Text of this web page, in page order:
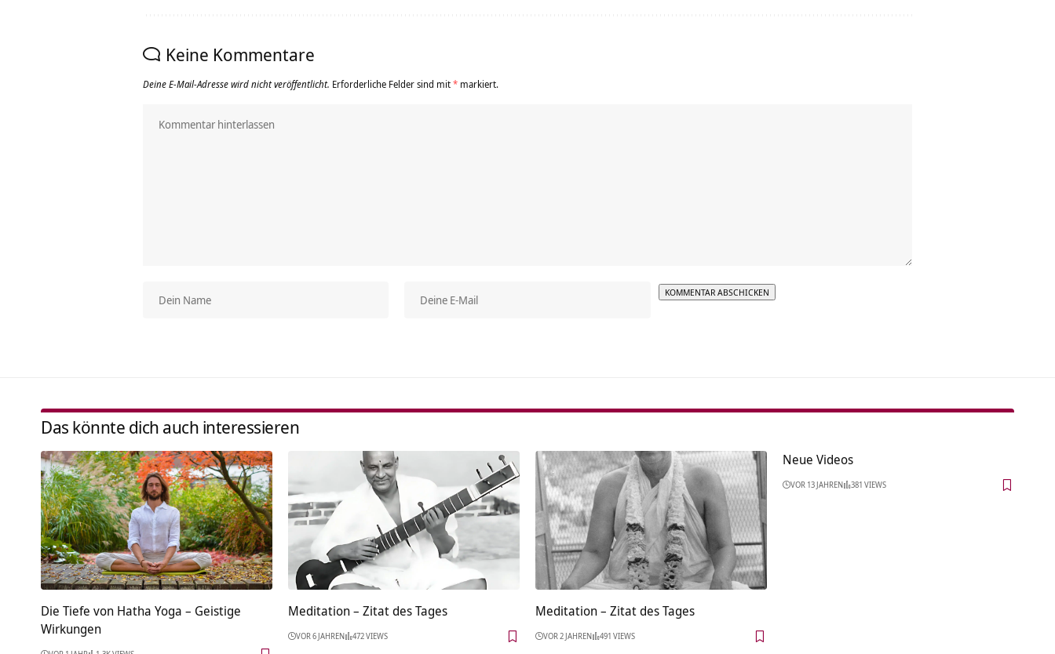
Keine Kommentare
Deine E-Mail-Adresse wird nicht veröffentlicht. Erforderliche Felder sind mit* markiert.
Das könnte dich auch interessieren
Die Tiefe von Hatha Yoga – Geistige
Wirkungen
Meditation – Zitat des Tages
VOR 6 JAHREN 472 VIEWS
Meditation – Zitat des Tages
VOR 2 JAHREN 491 VIEWS
Neue Videos
VOR 13 JAHREN 381 VIEWS